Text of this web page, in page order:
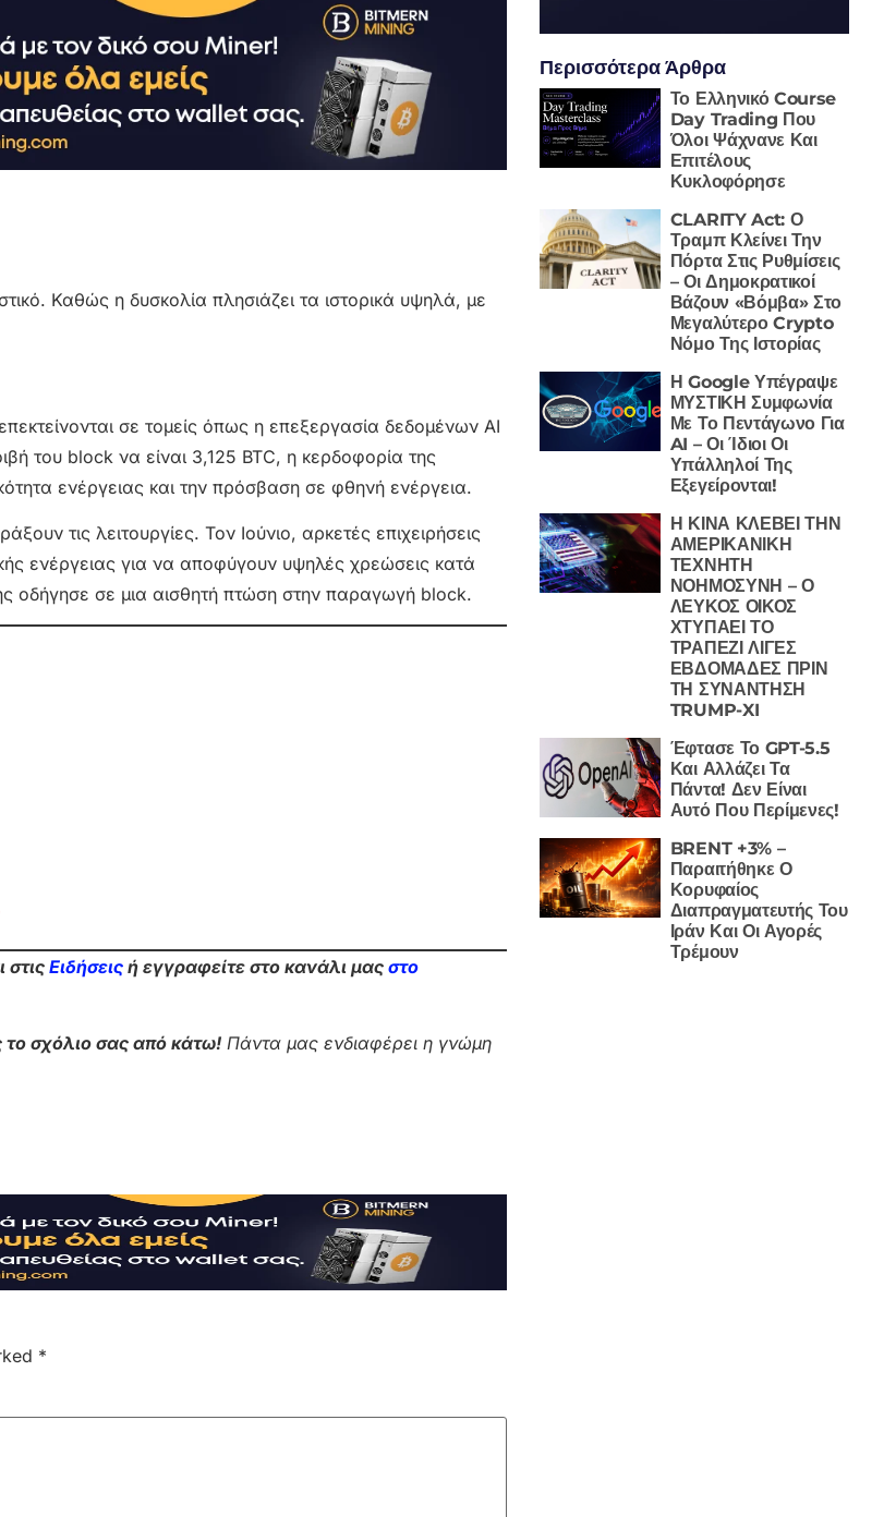
Καθώς η δυσκολία πλησιάζει τα ιστορικά υψηλά, με
σε τομείς όπως η επεξεργασία δεδομένων AI
του block να είναι 3,125 BTC, η κερδοφορία της
ενέργειας και την πρόσβαση σε φθηνή ενέργεια.
τις λειτουργίες. Τον Ιούνιο, αρκετές επιχειρήσεις
ενέργειας για να αποφύγουν υψηλές χρεώσεις κατά
οδήγησε σε μια αισθητή πτώση στην παραγωγή block.
στιςΕιδήσεις ή εγγραφείτε στο κανάλι μας στο
σχόλιο σας από κάτω! Πάντα μας ενδιαφέρει η γνώμη
*
Περισσότερα Άρθρα
Το Ελληνικό Course
Day Trading Που
Όλοι Ψάχνανε Και
Επιτέλους
Κυκλοφόρησε
CLARITY Act: Ο
Τραμπ Κλείνει Την
Πόρτα Στις Ρυθμίσεις
– Οι Δημοκρατικοί
Βάζουν «Βόμβα» Στο
Μεγαλύτερο Crypto
Νόμο Της Ιστορίας
Η Google Υπέγραψε
ΜΥΣΤΙΚΗ Συμφωνία
Με Το Πεντάγωνο Για
AI – Οι Ίδιοι Οι
Υπάλληλοί Της
Εξεγείρονται!
Η ΚΙΝΑ ΚΛΕΒΕΙ ΤΗΝ
ΑΜΕΡΙΚΑΝΙΚΗ
ΤΕΧΝΗΤΗ
ΝΟΗΜΟΣΥΝΗ – Ο
ΛΕΥΚΟΣ ΟΙΚΟΣ
ΧΤΥΠΑΕΙ ΤΟ
ΤΡΑΠΕΖΙ ΛΙΓΕΣ
ΕΒΔΟΜΑΔΕΣ ΠΡΙΝ
ΤΗ ΣΥΝΑΝΤΗΣΗ
TRUMP-XI
Έφτασε Το GPT-5.5
Και Αλλάζει Τα
Πάντα! Δεν Είναι
Αυτό Που Περίμενες!
BRENT +3% –
Παραιτήθηκε Ο
Κορυφαίος
Διαπραγματευτής Του
Ιράν Και Οι Αγορές
Τρέμουν